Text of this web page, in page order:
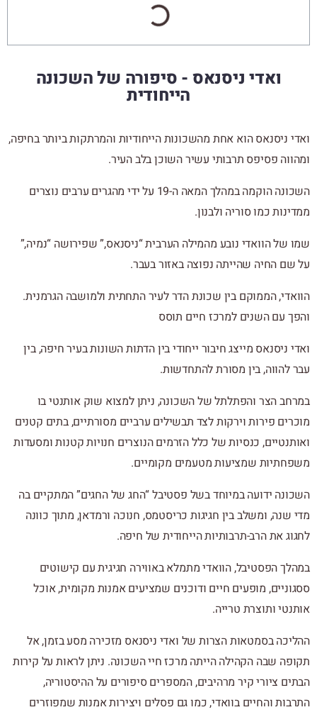
ואדי ניסנאס - סיפורה של השכונה
הייחודית
ואדי ניסנאס הוא אחת מהשכונות הייחודיות והמרתקות ביותר בחיפה,
ומהווה פסיפס תרבותי עשיר השוכן בלב העיר.
השכונה הוקמה במהלך המאה ה-19 על ידי מהגרים ערבים נוצרים
ממדינות כמו סוריה ולבנון.
שמו של הוואדי נובע מהמילה הערבית “ניסנאס,” שפירושה “נמיה,”
על שם החיה שהייתה נפוצה באזור בעבר.
הוואדי, הממוקם בין שכונת הדר לעיר התחתית ולמושבה הגרמנית.
והפך עם השנים למרכז חיים תוסס
ואדי ניסנאס מייצג חיבור ייחודי בין הדתות השונות בעיר חיפה, בין
עבר להווה, בין מסורת להתחדשות.
במרחב הצר והפתלתל של השכונה, ניתן למצוא שוק אותנטי בו
מוכרים פירות וירקות לצד תבשילים ערביים מסורתיים, בתים קטנים
ואותנטיים, כנסיות של כלל הזרמים הנוצרים חנויות קטנות ומסעדות
משפחתיות שמציעות מטעמים מקומיים.
השכונה ידועה במיוחד בשל פסטיבל “החג של החגים” המתקיים בה
מדי שנה, ומשלב בין חגיגות כריסטמס, חנוכה ורמדאן, מתוך כוונה
לחגוג את הרב-תרבותיות הייחודית של חיפה.
במהלך הפסטיבל, הוואדי מתמלא באווירה חגיגית עם קישוטים
ססגוניים, מופעים חיים ודוכנים שמציעים אמנות מקומית, אוכל
אותנטי ותוצרת טרייה.
ההליכה בסמטאות הצרות של ואדי ניסנאס מזכירה מסע בזמן, אל
תקופה שבה הקהילה הייתה מרכז חיי השכונה. ניתן לראות על קירות
הבתים ציורי קיר מרהיבים, המספרים סיפורים על ההיסטוריה,
התרבות והחיים בוואדי, כמו גם פסלים ויצירות אמנות שמפוזרים